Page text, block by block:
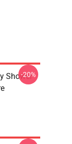
Shower
-20%